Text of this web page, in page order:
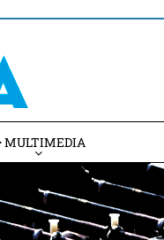
MULTIMEDIA